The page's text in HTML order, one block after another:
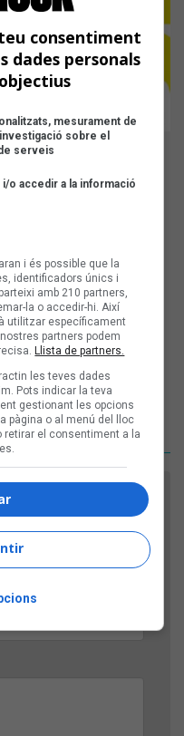
Grau protagonitzen
Torrent, Albert
Borràs, reconeguts pels
Grau actuaran a la II
comptarà amb més
millor disc per a públic
Enderrock 2025
consentiment
dades personals
mesurament de
sobre el
serveis
o accedir a la informació
i és possible que la
identificadors únics i
amb 210 partners,
la o accedir-hi. Així
utilitzar específicament
partners podem
Llista de partners.
les teves dades
Pots indicar la teva
gestionant les opcions
pàgina o al menú del lloc
retirar el consentiment a la